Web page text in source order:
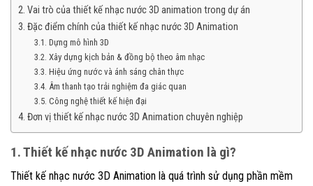
2. Vai trò của thiết kế nhạc nước 3D animation trong dự án
3. Đặc điểm chính của thiết kế nhạc nước 3D Animation
3.1. Dựng mô hình 3D
3.2. Xây dựng kịch bản & đồng bộ theo âm nhạc
3.3. Hiệu ứng nước và ánh sáng chân thực
3.4. Âm thanh tạo trải nghiệm đa giác quan
3.5. Công nghệ thiết kế hiện đại
4. Đơn vị thiết kế nhạc nước 3D Animation chuyên nghiệp
1. Thiết kế nhạc nước 3D Animation là gì?
Thiết kế nhạc nước 3D Animation là quá trình sử dụng phần mềm